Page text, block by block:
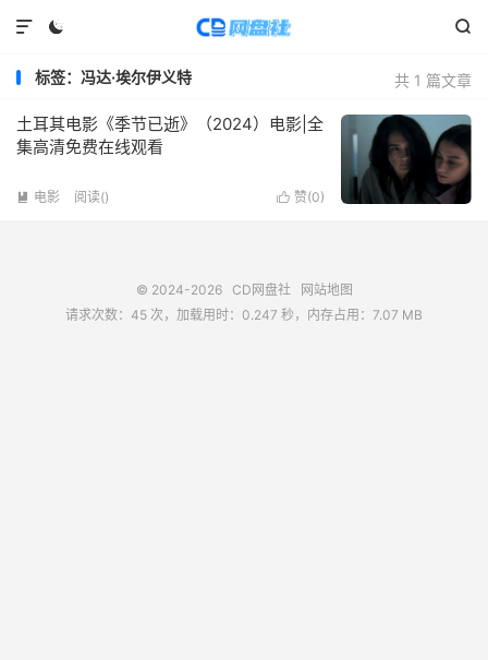
 

共 1 篇文章
标签：冯达·埃尔伊义特
土耳其电影《季节已逝》（2024）电影|全
集高清免费在线观看
 赞(0)
 电影 阅读()
© 2024-2026 CD网盘社
网站地图
请求次数：45 次，加载用时：0.247 秒，内存占用：7.07 MB